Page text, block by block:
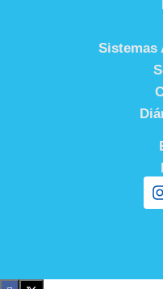
Sistemas